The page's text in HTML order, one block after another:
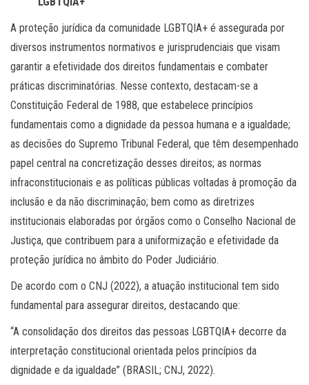
A proteção jurídica da comunidade LGBTQIA+ é assegurada por
diversos instrumentos normativos e jurisprudenciais que visam
garantir a efetividade dos direitos fundamentais e combater
práticas discriminatórias. Nesse contexto, destacam-se a
Constituição Federal de 1988, que estabelece princípios
fundamentais como a dignidade da pessoa humana e a igualdade;
as decisões do Supremo Tribunal Federal, que têm desempenhado
papel central na concretização desses direitos; as normas
infraconstitucionais e as políticas públicas voltadas à promoção da
inclusão e da não discriminação; bem como as diretrizes
institucionais elaboradas por órgãos como o Conselho Nacional de
Justiça, que contribuem para a uniformização e efetividade da
proteção jurídica no âmbito do Poder Judiciário.
De acordo com o CNJ (2022), a atuação institucional tem sido
fundamental para assegurar direitos, destacando que:
“A consolidação dos direitos das pessoas LGBTQIA+ decorre da
interpretação constitucional orientada pelos princípios da
dignidade e da igualdade” (BRASIL; CNJ, 2022).